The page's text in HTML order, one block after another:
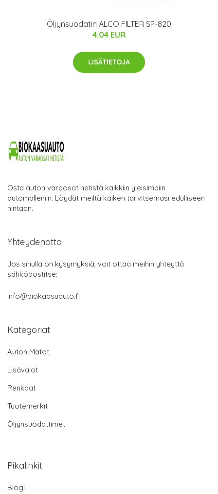
Öljynsuodatin ALCO FILTER SP-820
4.04 EUR
LISÄTIETOJA
Osta auton varaosat netistä kaikkiin yleisimpiin
automalleihin. Löydät meiltä kaiken tarvitsemasi edulliseen
hintaan.
Yhteydenotto
Jos sinulla on kysymyksiä, voit ottaa meihin yhteyttä
sähköpostitse:
info@biokaasuauto.fi
Kategoriat
Auton Matot
Lisävalot
Renkaat
Tuotemerkit
Öljynsuodattimet
Pikalinkit
Blogi